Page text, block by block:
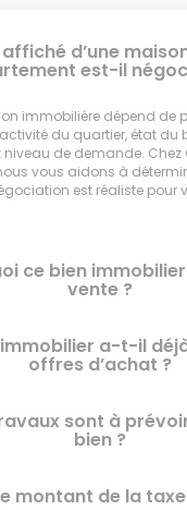
d’une
est-il
immobilière dépend de
du quartier, état du
niveau de demande. Chez
vous aidons à
est réaliste pour
ce bien
vente ?
a-t-il
offres d’achat ?
sont à
bien ?
montant de la